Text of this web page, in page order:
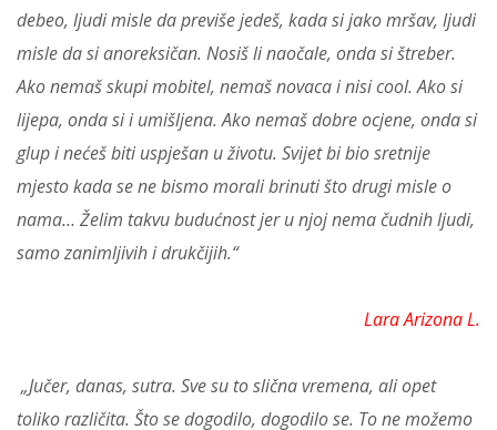
debeo, ljudi misle da previše jedeš, kada si jako mršav, ljudi
misle da si anoreksičan. Nosiš li naočale, onda si štreber.
Ako nemaš skupi mobitel, nemaš novaca i nisi cool. Ako si
lijepa, onda si i umišljena. Ako nemaš dobre ocjene, onda si
glup i nećeš biti uspješan u životu. Svijet bi bio sretnije
mjesto kada se ne bismo morali brinuti što drugi misle o
nama… Želim takvu budućnost jer u njoj nema čudnih ljudi,
samo zanimljivih i drukčijih.“
Lara Arizona L.
„Jučer, danas, sutra. Sve su to slična vremena, ali opet
toliko različita. Što se dogodilo, dogodilo se. To ne možemo